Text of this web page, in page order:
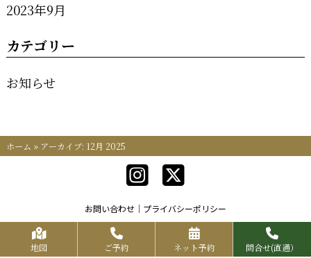
2023年9月
カテゴリー
お知らせ
ホーム » アーカイブ: 12月 2025
お問い合わせ プライバシーポリシー
Copyrights KR FOOD SERVICE All Rights Reserved.
地図 ご予約 ネット予約 問合せ(直通）